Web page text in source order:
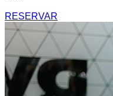
RESERVAR